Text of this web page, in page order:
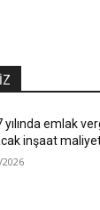
yılında emlak
inşaat